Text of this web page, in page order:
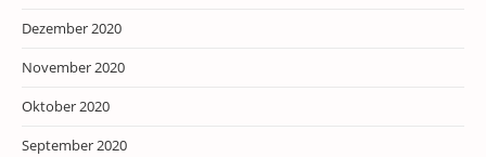
Dezember 2020
November 2020
Oktober 2020
September 2020